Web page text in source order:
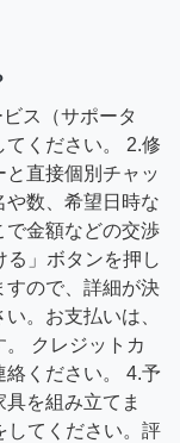
ス（サポータ
ください。 2.修
直接個別チャッ
や数、希望日時な
で金額などの交渉
る」ボタンを押し
すので、詳細が決
。お支払いは、
クレジットカ
ください。 4.予
を組み立てま
してください。評